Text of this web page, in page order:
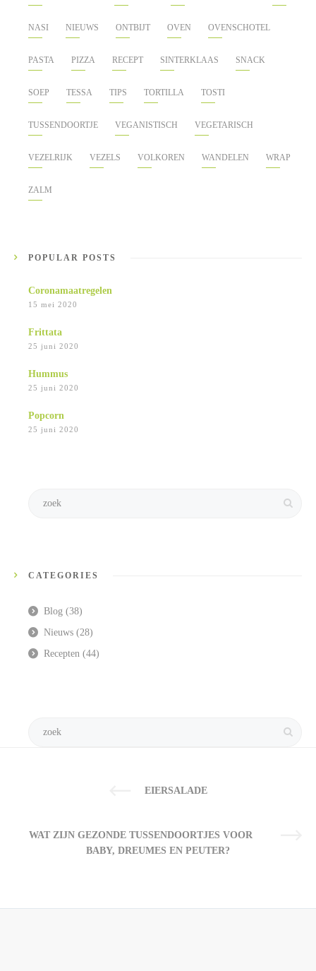
NASI NIEUWS ONTBIJT OVEN OVENSCHOTEL
PASTA PIZZA RECEPT SINTERKLAAS SNACK
SOEP TESSA TIPS TORTILLA TOSTI
TUSSENDOORTJE VEGANISTISCH VEGETARISCH
VEZELRIJK VEZELS VOLKOREN WANDELEN WRAP
ZALM
POPULAR POSTS
Coronamaatregelen
15 mei 2020
Frittata
25 juni 2020
Hummus
25 juni 2020
Popcorn
25 juni 2020
CATEGORIES
Blog (38)
Nieuws (28)
Recepten (44)
EIERSALADE
WAT ZIJN GEZONDE TUSSENDOORTJES VOOR
BABY, DREUMES EN PEUTER?